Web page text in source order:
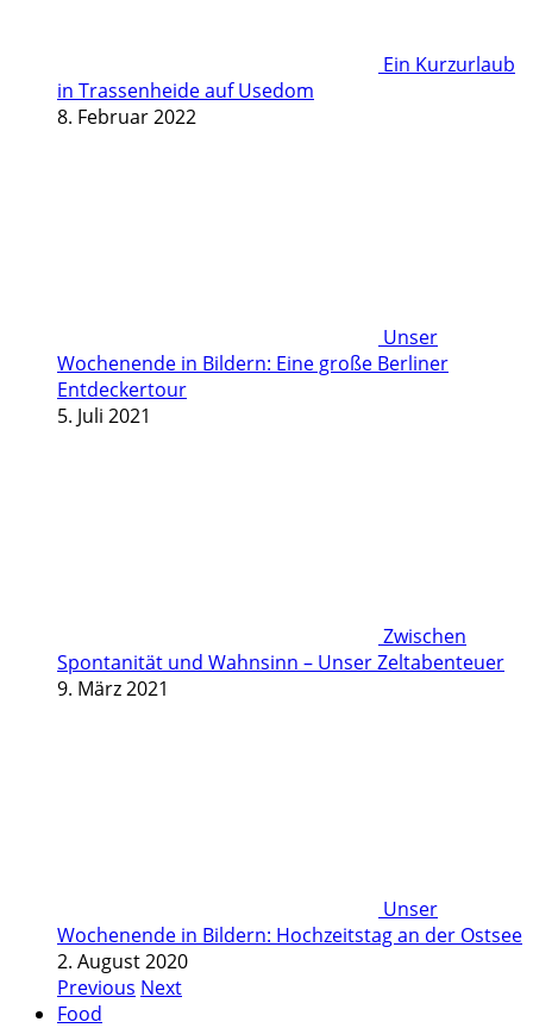
Ein Kurzurlaub
in Trassenheide auf Usedom
8. Februar 2022
Unser
Wochenende in Bildern: Eine große Berliner
Entdeckertour
5. Juli 2021
Zwischen
Spontanität und Wahnsinn – Unser Zeltabenteuer
9. März 2021
Unser
Wochenende in Bildern: Hochzeitstag an der Ostsee
2. August 2020
Previous Next
Food